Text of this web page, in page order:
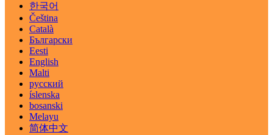
한국어
Čeština
Català
Български
Eesti
English
Malti
русский
íslenska
bosanski
Melayu
简体中文